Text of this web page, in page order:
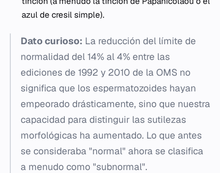
azul de cresil simple).
Dato curioso: La reducción del límite de
normalidad del 14% al 4% entre las
ediciones de 1992 y 2010 de la OMS no
significa que los espermatozoides hayan
empeorado drásticamente, sino que nuestra
capacidad para distinguir las sutilezas
morfológicas ha aumentado. Lo que antes
se consideraba "normal" ahora se clasifica
a menudo como "subnormal".